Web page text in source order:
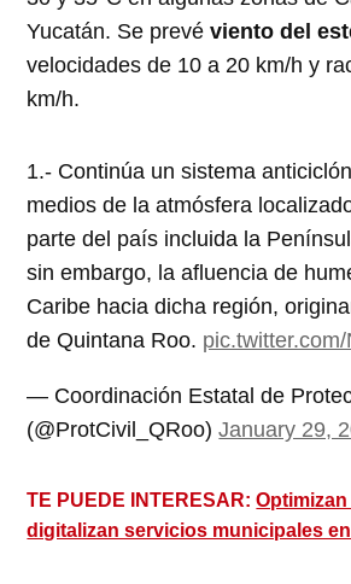
Yucatán. Se prevé viento del
velocidades de 10 a 20 km/h y
km/h.
1.- Continúa un sistema
medios de la atmósfera
parte del país incluida la
sin embargo, la afluencia de
Caribe hacia dicha región,
de Quintana Roo.
— Coordinación Estatal de
(@ProtCivil_QRoo)January 29,
TE PUEDE INTERESAR:
digitalizan servicios municipales